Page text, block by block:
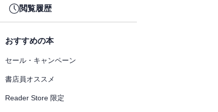
閲覧履歴
おすすめの本
セール・キャンペーン
書店員オススメ
Reader Store 限定